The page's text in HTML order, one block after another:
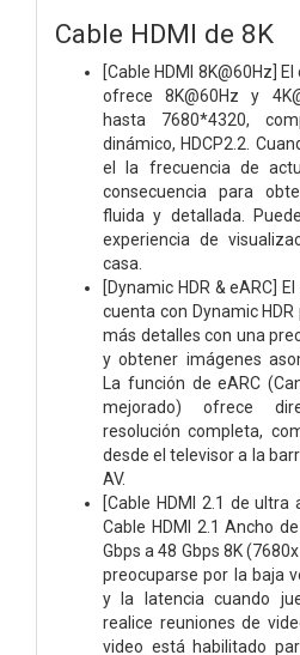
Cable HDMI de 8K
[Cable HDMI 8K@60Hz] El
ofrece 8K@60Hz y
hasta 7680*4320,
dinámico, HDCP2.2.
el la frecuencia de
consecuencia para
fluida y detallada.
experiencia de
casa.
[Dynamic HDR & eARC]
cuenta con Dynamic
más detalles con una
y obtener imágenes
La función de eARC
mejorado) ofrece
resolución completa,
desde el televisor a la
AV.
[Cable HDMI 2.1 de ultra
Cable HDMI 2.1 Ancho
Gbps a 48 Gbps 8K
preocuparse por la baja
y la latencia cuando
realice reuniones de
video está habilitado